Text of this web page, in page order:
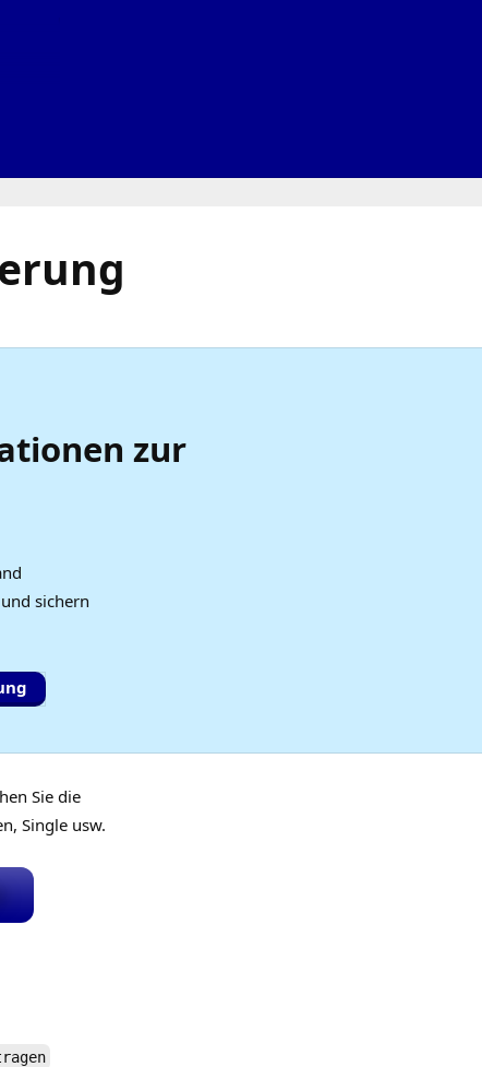
zur
sichern
Sie die
Single usw.